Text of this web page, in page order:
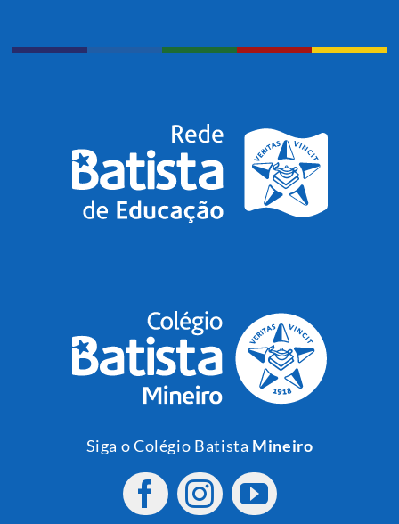
Siga o Colégio Batista Mineiro